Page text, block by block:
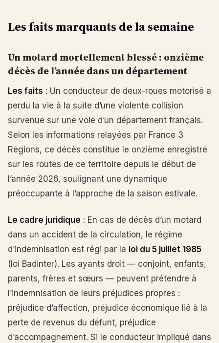
Les faits marquants de la semaine
Un motard mortellement blessé : onzième
décès de l’année dans un département
Les faits : Un conducteur de deux-roues motorisé a
perdu la vie à la suite d’une violente collision
survenue sur une voie d’un département français.
Selon les informations relayées par France 3
Régions, ce décès constitue le onzième enregistré
sur les routes de ce territoire depuis le début de
l’année 2026, soulignant une dynamique
préoccupante à l’approche de la saison estivale.
Le cadre juridique : En cas de décès d’un motard
dans un accident de la circulation, le régime
d’indemnisation est régi par la loi du 5 juillet 1985
(loi Badinter). Les ayants droit — conjoint, enfants,
parents, frères et sœurs — peuvent prétendre à
l’indemnisation de leurs préjudices propres :
préjudice d’affection, préjudice économique lié à la
perte de revenus du défunt, préjudice
d’accompagnement. Si le conducteur impliqué dans